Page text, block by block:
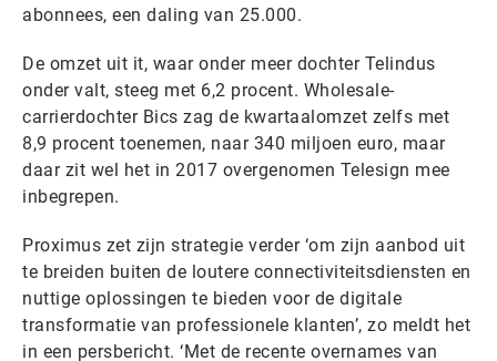
abonnees, een daling van 25.000.
De omzet uit it, waar onder meer dochter Telindus
onder valt, steeg met 6,2 procent. Wholesale-
carrierdochter Bics zag de kwartaalomzet zelfs met
8,9 procent toenemen, naar 340 miljoen euro, maar
daar zit wel het in 2017 overgenomen Telesign mee
inbegrepen.
Proximus zet zijn strategie verder ‘om zijn aanbod uit
te breiden buiten de loutere connectiviteitsdiensten en
nuttige oplossingen te bieden voor de digitale
transformatie van professionele klanten’, zo meldt het
in een persbericht. ‘Met de recente overnames van